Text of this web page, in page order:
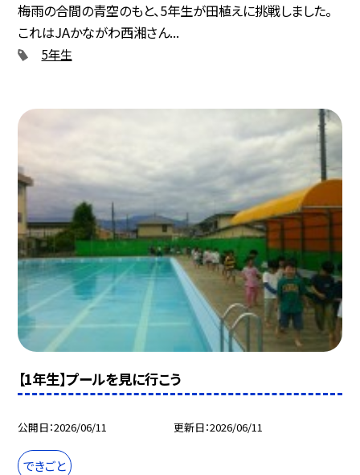
梅雨の合間の青空のもと、5年生が田植えに挑戦しました。
これはJAかながわ西湘さん...
5年生
【1年生】プールを見に行こう
公開日 2026/06/11 更新日 2026/06/11
できごと